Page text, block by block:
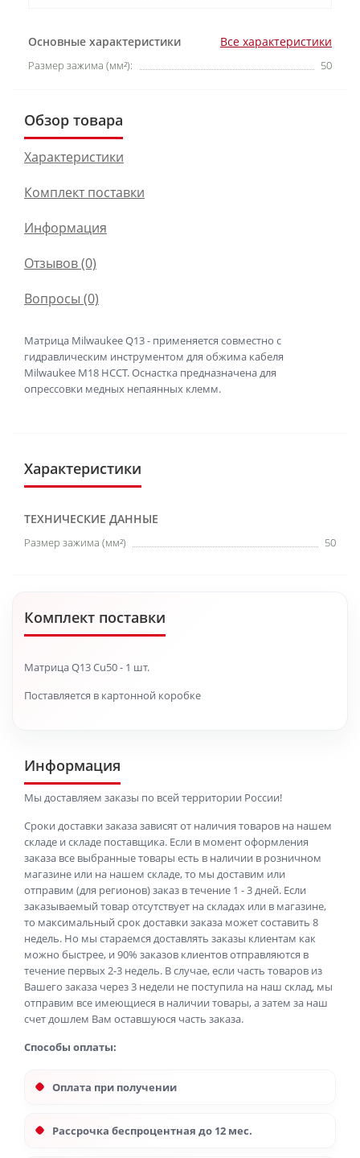
Основные характеристики Все характеристики
Размер зажима (мм²): 50
Обзор товара
Характеристики
Комплект поставки
Информация
Отзывов (0)
Вопросы (0)
Матрица Milwaukee Q13 - применяется совместно с
гидравлическим инструментом для обжима кабеля
Milwaukee M18 HCCT. Оснастка предназначена для
опрессовки медных непаянных клемм.
Характеристики
ТЕХНИЧЕСКИЕ ДАННЫЕ
Размер зажима (мм²) 50
Комплект поставки
Матрица Q13 Cu50 - 1 шт.
Поставляется в картонной коробке
Информация
Мы доставляем заказы по всей территории России!
Сроки доставки заказа зависят от наличия товаров на нашем
складе и складе поставщика. Если в момент оформления
заказа все выбранные товары есть в наличии в розничном
магазине или на нашем складе, то мы доставим или
отправим (для регионов) заказ в течение 1 - 3 дней. Если
заказываемый товар отсутствует на складах или в магазине,
то максимальный срок доставки заказа может составить 8
недель. Но мы стараемся доставлять заказы клиентам как
можно быстрее, и 90% заказов клиентов отправляются в
течение первых 2-3 недель. В случае, если часть товаров из
Вашего заказа через 3 недели не поступила на наш склад, мы
отправим все имеющиеся в наличии товары, а затем за наш
счет дошлем Вам оставшуюся часть заказа.
Способы оплаты:
Оплата при получении
Рассрочка беспроцентная до 12 мес.